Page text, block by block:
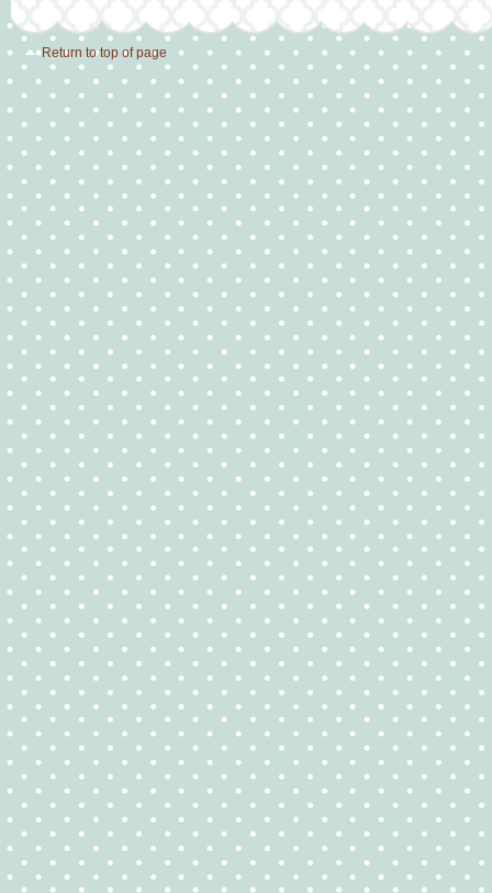
Return to top of page